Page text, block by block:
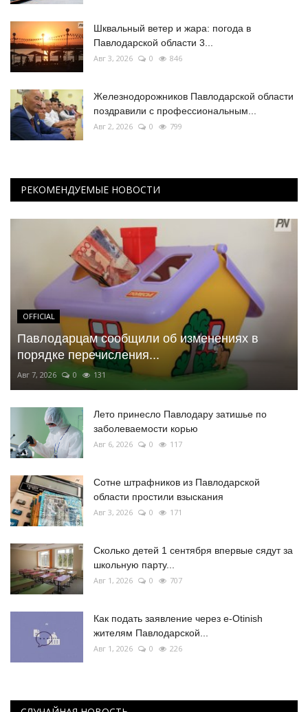
Шквальный ветер и жара: погода в
Павлодарской области 3...
Авг 3, 2026 0 846
Железнодорожников Павлодарской области
поздравили с профессиональным...
Авг 2, 2026 0 799
РЕКОМЕНДУЕМЫЕ НОВОСТИ
OFFICIAL
Павлодарцам сообщили об изменениях в
порядке перечисления...
Авг 7, 2026 0 131
Лето принесло Павлодару затишье по
заболеваемости корью
Авг 6, 2026 0 117
Сотне штрафников из Павлодарской
области простили взыскания
Авг 3, 2026 0 171
Сколько детей 1 сентября впервые сядут за
школьную парту...
Авг 1, 2026 0 707
Как подать заявление через e-Otinish
жителям Павлодарской...
Авг 1, 2026 0 226